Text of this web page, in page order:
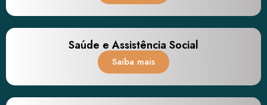
Saúde e Assistência Social
Saiba mais